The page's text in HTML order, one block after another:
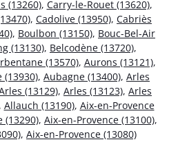
(13260), Carry-le-Rouet (13620),
, Cadolive (13950), Cabriès
, Boulbon (13150), Bouc-Bel-Air
(13130), Belcodène (13720),
(13570), Aurons (13121),
(13930), Aubagne (13400), Arles
(13129), Arles (13123), Arles
Allauch (13190), Aix-en-Provence
(13290), Aix-en-Provence (13100),
, Aix-en-Provence (13080)